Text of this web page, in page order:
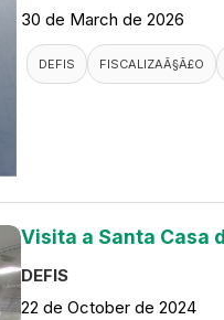
30 de March de 2026
DEFIS FISCALIZAÃ§Ã£O
Visita a Santa Casa
DEFIS
22 de October de 2024